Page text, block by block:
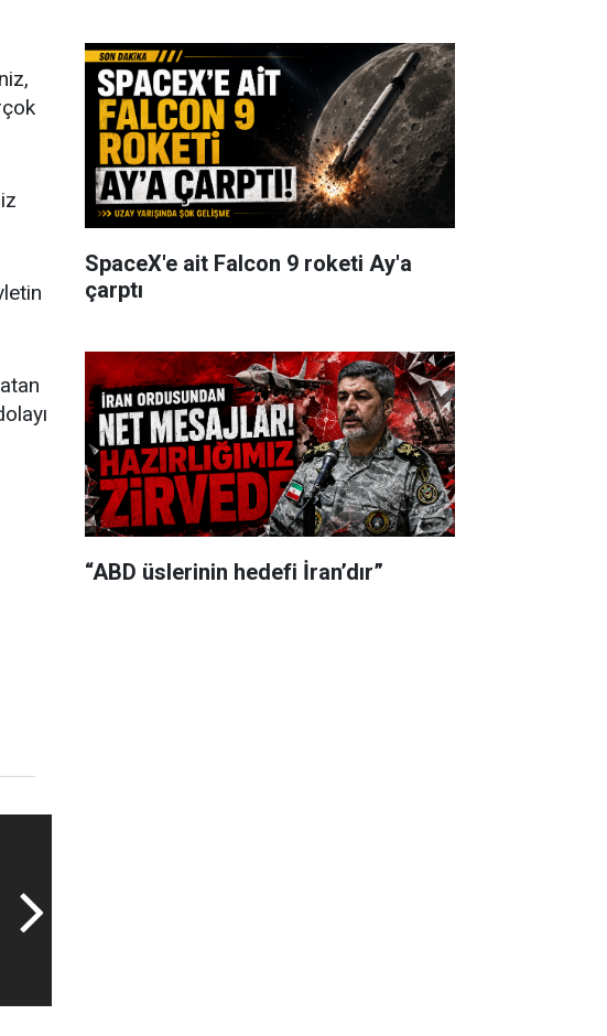
SpaceX'e ait Falcon 9 roketi Ay'a
çarptı
“ABD üslerinin hedefi İran’dır”